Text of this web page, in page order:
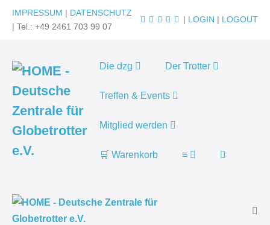
Zum
Inhalt
IMPRESSUM | DATENSCHUTZ
| Tel.: +49 2461 703 99 07
| LOGIN | LOGOUT
Die dzg Der Trotter
Treffen & Events
Mitglied werden
🛒 Warenkorb ≡
Suche-